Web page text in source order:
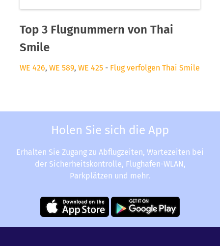
Top 3 Flugnummern von Thai
Smile
WE 426, WE 589, WE 425 - Flug verfolgen Thai Smile
Holen Sie sich die App
Erhalten Sie Zugang zu Abflugzeiten, Wartezeiten bei
der Sicherheitskontrolle, Flughafen-WLAN,
Parkplätzen und mehr.